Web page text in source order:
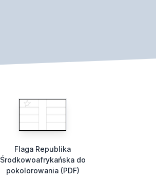
Flaga Republika
Środkowoafrykańska do
pokolorowania (PDF)